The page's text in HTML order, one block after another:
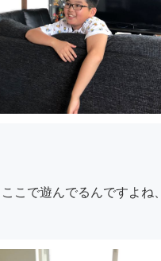
こで遊んでるんですよね